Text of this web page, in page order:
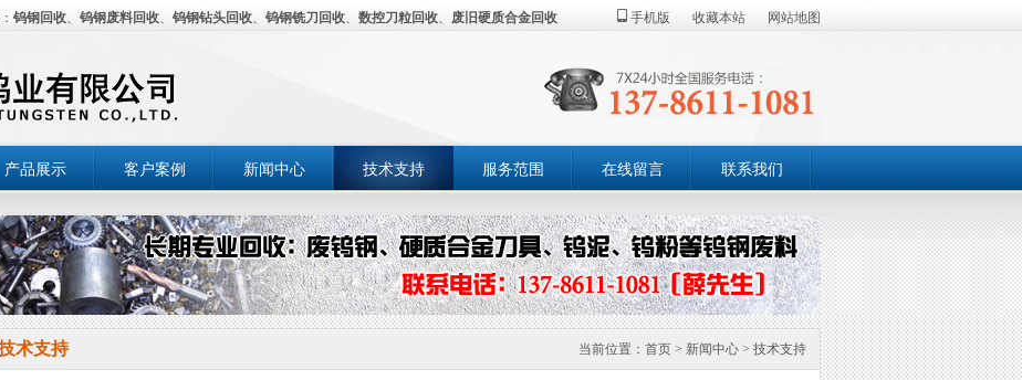
钨钢回收、 钨钢废料回收、 钨钢钻头回收、 钨钢铣刀回收、 数控刀粒回收、 废旧硬质合金回收 手机版 收藏本站 网站地图
产品展示 客户案例 新闻中心 技术支持 服务范围 在线留言 联系我们
当前位置： 首页 > 新闻中心 > 技术支持
术支持